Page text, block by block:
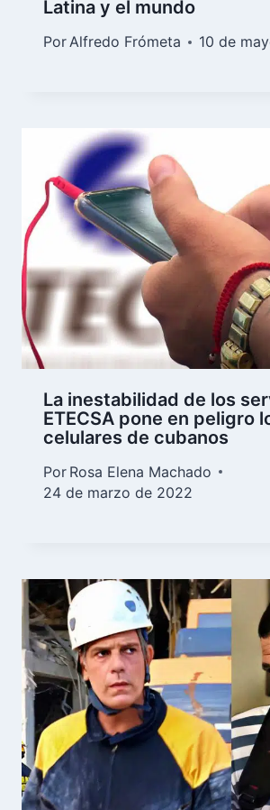
Latina y el mundo
PorAlfredo Frómeta 10 de
La inestabilidad de los
ETECSA pone en peligro
celulares de cubanos
Por Rosa Elena Machado
24 de marzo de 2022